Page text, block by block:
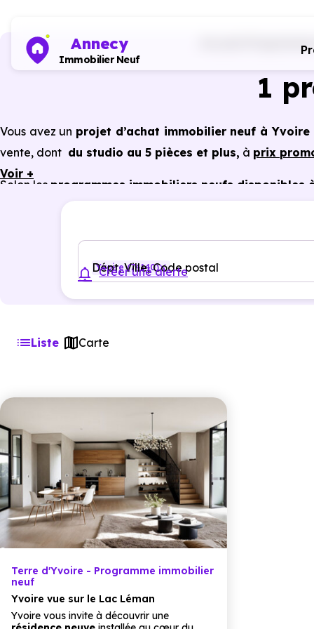
Annecy
Immobilier Neuf
1
Vous avez un projet d’achat immobilier neuf à Yvoire
vente, dont du studio au 5 pièces et plus, à prix
Selon les programmes immobiliers neufs disponibles
Voir +
Dépt, Ville, Code postal
Yvoire (74140)
Créer une alerte
Liste Carte
Terre d'Yvoire - Programme immobilier
neuf
Yvoire vue sur le Lac Léman
Yvoire vous invite à découvrir une